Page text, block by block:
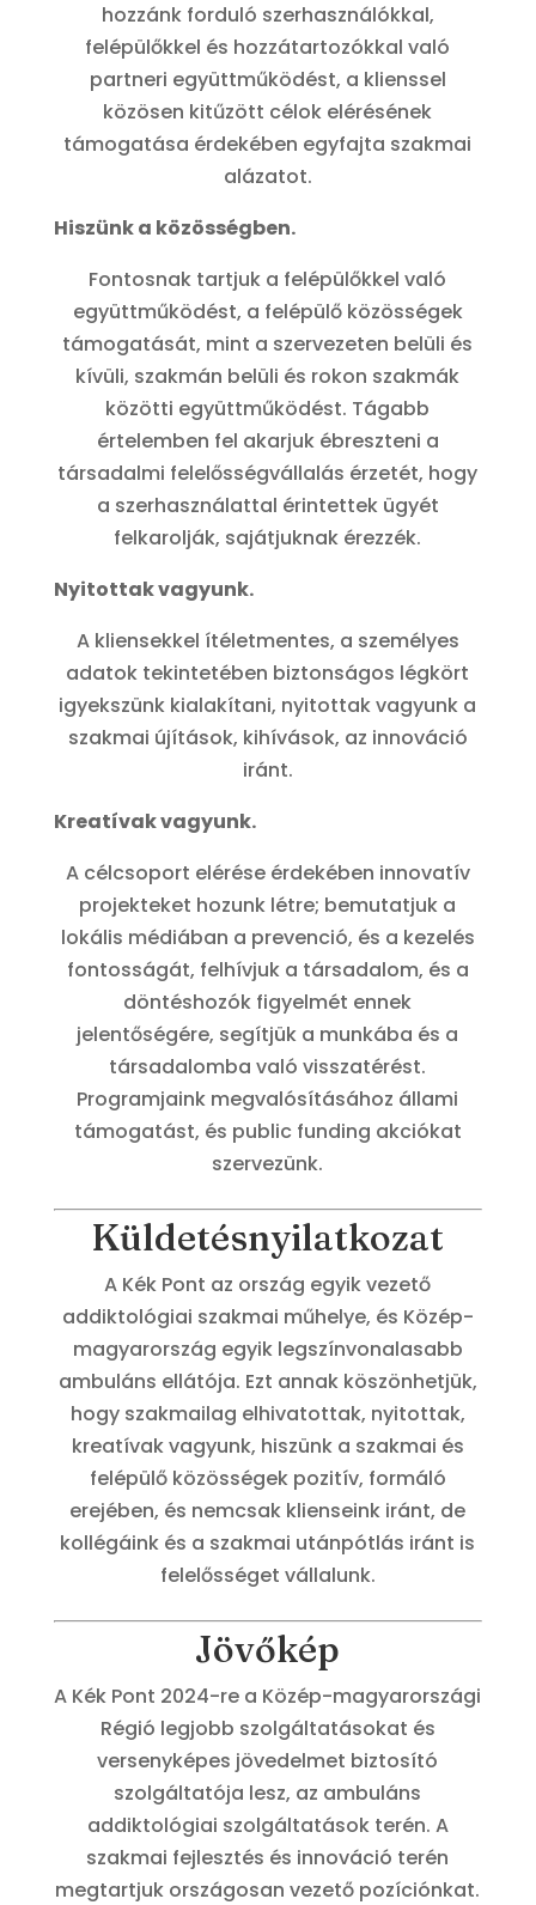
hozzánk forduló szerhasználókkal,
felépülőkkel és hozzátartozókkal való
partneri együttműködést, a klienssel
közösen kitűzött célok elérésének
támogatása érdekében egyfajta szakmai
alázatot.
Hiszünk a közösségben.
Fontosnak tartjuk a felépülőkkel való
együttműködést, a felépülő közösségek
támogatását, mint a szervezeten belüli és
kívüli, szakmán belüli és rokon szakmák
közötti együttműködést. Tágabb
értelemben fel akarjuk ébreszteni a
társadalmi felelősségvállalás érzetét, hogy
a szerhasználattal érintettek ügyét
felkarolják, sajátjuknak érezzék.
Nyitottak vagyunk.
A kliensekkel ítéletmentes, a személyes
adatok tekintetében biztonságos légkört
igyekszünk kialakítani, nyitottak vagyunk a
szakmai újítások, kihívások, az innováció
iránt.
Kreatívak vagyunk.
A célcsoport elérése érdekében innovatív
projekteket hozunk létre; bemutatjuk a
lokális médiában a prevenció, és a kezelés
fontosságát, felhívjuk a társadalom, és a
döntéshozók figyelmét ennek
jelentőségére, segítjük a munkába és a
társadalomba való visszatérést.
Programjaink megvalósításához állami
támogatást, és public funding akciókat
szervezünk.
Küldetésnyilatkozat
A Kék Pont az ország egyik vezető
addiktológiai szakmai műhelye, és Közép-
magyarország egyik legszínvonalasabb
ambuláns ellátója. Ezt annak köszönhetjük,
hogy szakmailag elhivatottak, nyitottak,
kreatívak vagyunk, hiszünk a szakmai és
felépülő közösségek pozitív, formáló
erejében, és nemcsak klienseink iránt, de
kollégáink és a szakmai utánpótlás iránt is
felelősséget vállalunk.
Jövőkép
A Kék Pont 2024-re a Közép-magyarországi
Régió legjobb szolgáltatásokat és
versenyképes jövedelmet biztosító
szolgáltatója lesz, az ambuláns
addiktológiai szolgáltatások terén. A
szakmai fejlesztés és innováció terén
megtartjuk országosan vezető pozíciónkat.